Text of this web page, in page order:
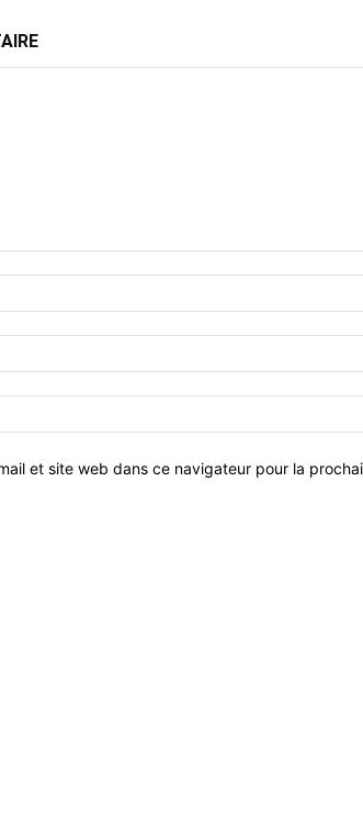
et site web dans ce navigateur pour la